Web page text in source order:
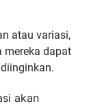
atau variasi,
mereka dapat
akan